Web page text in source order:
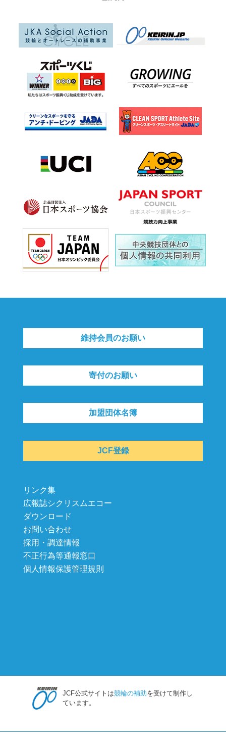
維持会員のお願い
寄付のお願い
加盟団体名簿
JCF登録
リンク集
広報誌シクリスムエコー
ダウンロード
お問い合わせ
採用・調達情報
不正行為等通報窓口
個人情報保護管理規則
JCF公式サイトは競輪の補助を受けて制作し
ています。